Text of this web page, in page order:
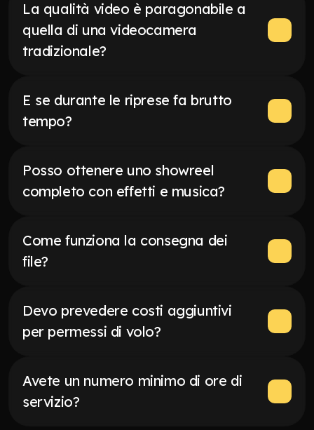
La qualità video è paragonabile a
quella di una videocamera
tradizionale?
E se durante le riprese fa brutto
tempo?
Posso ottenere uno showreel
completo con effetti e musica?
Come funziona la consegna dei
file?
Devo prevedere costi aggiuntivi
per permessi di volo?
Avete un numero minimo di ore di
servizio?